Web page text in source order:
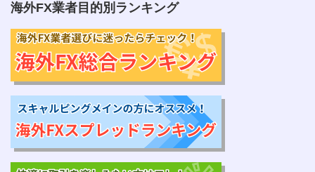
海外FX業者目的別ランキング